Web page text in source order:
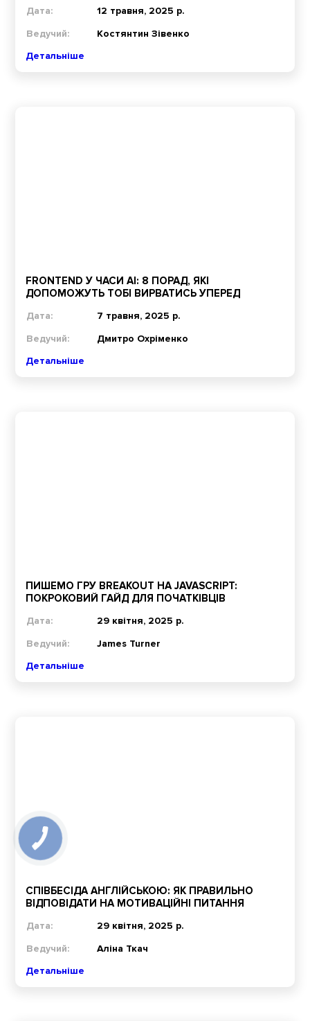
Дата:
12 травня, 2025 р.
Ведучий:
Костянтин Зівенко
Детальніше
FRONTEND У ЧАСИ AI: 8 ПОРАД, ЯКІ
ДОПОМОЖУТЬ ТОБІ ВИРВАТИСЬ УПЕРЕД
Дата:
7 травня, 2025 р.
Ведучий:
Дмитро Охріменко
Детальніше
ПИШЕМО ГРУ BREAKOUT НА JAVASCRIPT:
ПОКРОКОВИЙ ГАЙД ДЛЯ ПОЧАТКІВЦІВ
Дата:
29 квітня, 2025 р.
Ведучий:
James Turner
Детальніше
СПІВБЕСІДА АНГЛІЙСЬКОЮ: ЯК ПРАВИЛЬНО
ВІДПОВІДАТИ НА МОТИВАЦІЙНІ ПИТАННЯ
Дата:
29 квітня, 2025 р.
Ведучий:
Аліна Ткач
Детальніше